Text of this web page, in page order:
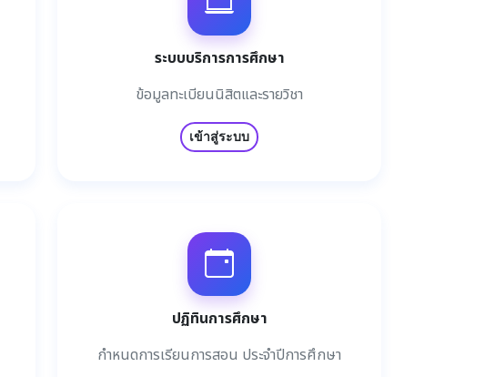
ระบบบริการการศึกษา
ข้อมูลทะเบียนนิสิตและรายวิชา
เข้าสู่ระบบ
ปฏิทินการศึกษา
กำหนดการเรียนการสอน ประจำปีการศึกษา